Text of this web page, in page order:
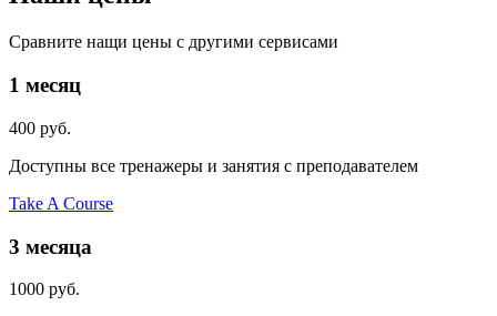
Сравните нащи цены с другими сервисами
1 месяц
400 руб.
Доступны все тренажеры и занятия с преподавателем
Take A Course
3 месяца
1000 руб.